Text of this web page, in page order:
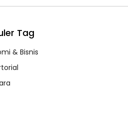
Tag
& Bisnis